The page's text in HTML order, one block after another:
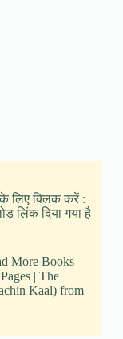
लिए क्लिक करें :
लिंक दिया गया है
More Books
| The
Kaal) from